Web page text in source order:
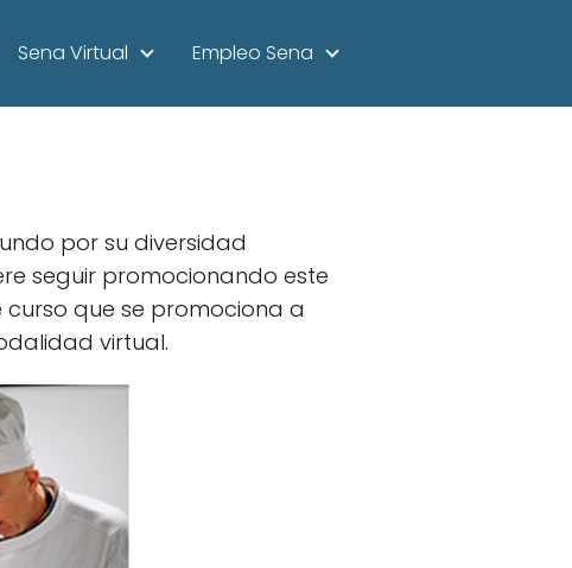
Sena Virtual Empleo Sena
por su diversidad
seguir promocionando este
curso que se promociona a
virtual.